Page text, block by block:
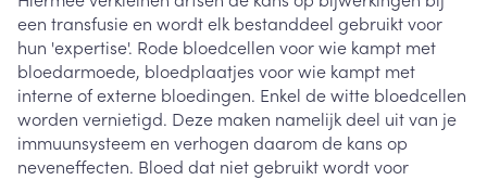
een transfusie en wordt elk bestanddeel gebruikt voor
hun 'expertise'. Rode bloedcellen voor wie kampt met
bloedarmoede, bloedplaatjes voor wie kampt met
interne of externe bloedingen. Enkel de witte bloedcellen
worden vernietigd. Deze maken namelijk deel uit van je
immuunsysteem en verhogen daarom de kans op
neveneffecten. Bloed dat niet gebruikt wordt voor